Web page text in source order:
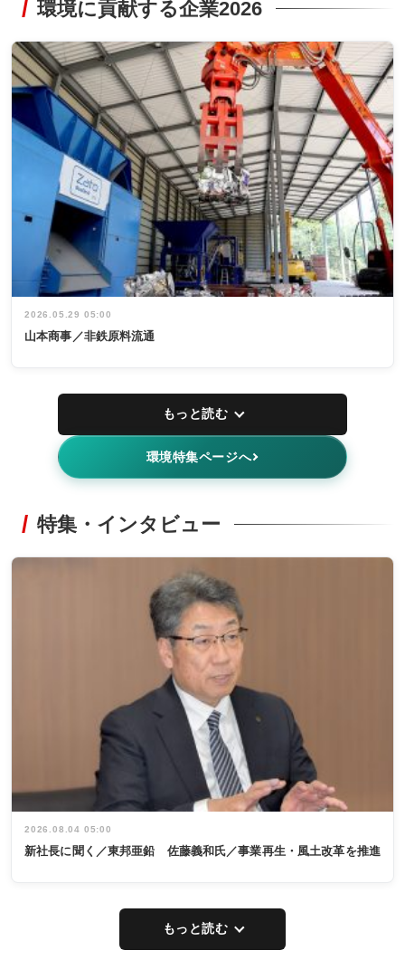
環境に貢献する企業2026
2026.05.29 05:00
山本商事／非鉄原料流通
もっと読む
環境特集ページへ
特集・インタビュー
2026.08.04 05:00
新社長に聞く／東邦亜鉛 佐藤義和氏／事業再生・風土改革を推進
もっと読む